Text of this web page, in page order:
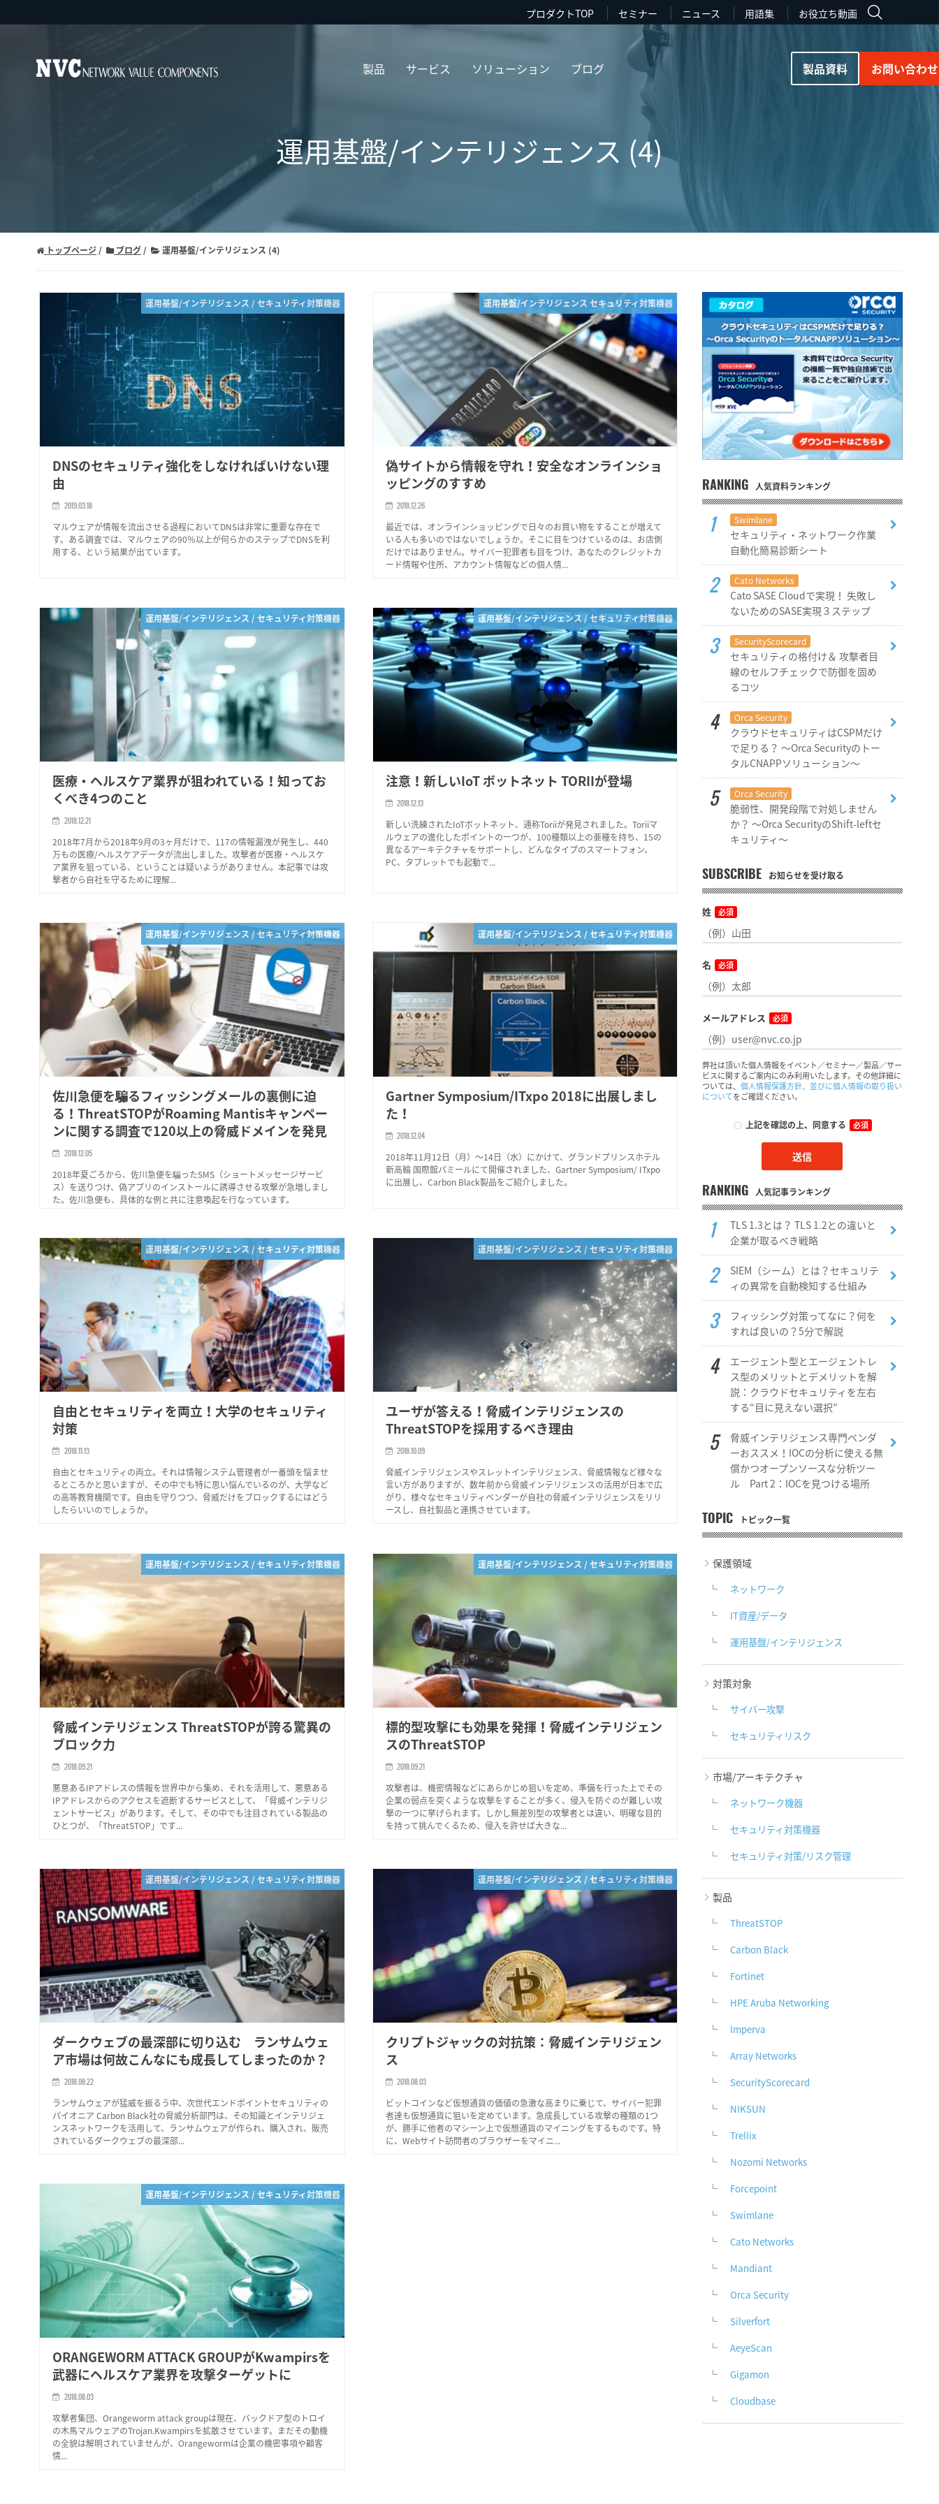
プロダクトTOP セミナー ニュース 用語集 お役立ち動画
製品 サービス ソリューション ブログ 製品資料 お問い合わせ
運用基盤/インテリジェンス (4)
トップページ ブログ 運用基盤/インテリジェンス (4)
運用基盤/インテリジェンス / セキュリティ対策機器
DNSのセキュリティ強化をしなければいけない理
由
2019.03.18
マルウェアが情報を流出させる過程においてDNSは非常に重要な存在で
す。ある調査では、マルウェアの90％以上が何らかのステップでDNSを利
用する、という結果が出ています。
運用基盤/インテリジェンス セキュリティ対策機器
偽サイトから情報を守れ！安全なオンラインショ
ッピングのすすめ
2018.12.26
最近では、オンラインショッピングで日々のお買い物をすることが増えて
いる人も多いのではないでしょうか。そこに目をつけているのは、お店側
だけではありません。サイバー犯罪者も目をつけ、あなたのクレジットカ
ード情報や住所、アカウント情報などの個人情...
運用基盤/インテリジェンス / セキュリティ対策機器
医療・ヘルスケア業界が狙われている！知ってお
くべき4つのこと
2018.12.21
2018年7月から2018年9月の3ヶ月だけで、117の情報漏洩が発生し、440
万もの医療/ヘルスケアデータが流出しました。攻撃者が医療・ヘルスケ
ア業界を狙っている、ということは疑いようがありません。本記事では攻
撃者から自社を守るために理解...
運用基盤/インテリジェンス / セキュリティ対策機器
注意！新しいIoT ボットネット TORIIが登場
2018.12.13
新しい洗練されたIoTボットネット、通称Toriiが発見されました。Toriiマ
ルウェアの進化したポイントの一つが、100種類以上の亜種を持ち、15の
異なるアーキテクチャをサポートし、どんなタイプのスマートフォン、
PC、タブレットでも起動で...
運用基盤/インテリジェンス / セキュリティ対策機器
佐川急便を騙るフィッシングメールの裏側に迫
る！ThreatSTOPがRoaming Mantisキャンペー
ンに関する調査で120以上の脅威ドメインを発見
2018.12.05
2018年夏ごろから、佐川急便を騙ったSMS（ショートメッセージサービ
ス）を送りつけ、偽アプリのインストールに誘導させる攻撃が急増しまし
た。佐川急便も、具体的な例と共に注意喚起を行なっています。
運用基盤/インテリジェンス / セキュリティ対策機器
Gartner Symposium/ITxpo 2018に出展しまし
た！
2018.12.04
2018年11月12日（月）～14日（水）にかけて、グランドプリンスホテル
新高輪 国際館パミールにて開催されました、Gartner Symposium/ ITxpo
に出展し、Carbon Black製品をご紹介しました。
運用基盤/インテリジェンス / セキュリティ対策機器
自由とセキュリティを両立！大学のセキュリティ
対策
2018.11.13
自由とセキュリティの両立。それは情報システム管理者が一番頭を悩ませ
るところかと思いますが、その中でも特に思い悩んでいるのが、大学など
の高等教育機関です。自由を守りつつ、脅威だけをブロックするにはどう
したらいいのでしょうか。
運用基盤/インテリジェンス / セキュリティ対策機器
ユーザが答える！脅威インテリジェンスの
ThreatSTOPを採用するべき理由
2018.10.09
脅威インテリジェンスやスレットインテリジェンス、脅威情報など様々な
言い方がありますが、数年前から脅威インテリジェンスの活用が日本で広
がり、様々なセキュリティベンダーが自社の脅威インテリジェンスをリリ
ースし、自社製品と連携させています。
運用基盤/インテリジェンス / セキュリティ対策機器
脅威インテリジェンス ThreatSTOPが誇る驚異の
ブロック力
2018.09.21
悪意あるIPアドレスの情報を世界中から集め、それを活用して、悪意ある
IPアドレスからのアクセスを遮断するサービスとして、「脅威インテリジ
ェントサービス」があります。そして、その中でも注目されている製品の
ひとつが、「ThreatSTOP」です...
運用基盤/インテリジェンス / セキュリティ対策機器
標的型攻撃にも効果を発揮！脅威インテリジェン
スのThreatSTOP
2018.09.21
攻撃者は、機密情報などにあらかじめ狙いを定め、準備を行った上でその
企業の弱点を突くような攻撃をすることが多く、侵入を防ぐのが難しい攻
撃の一つに挙げられます。しかし無差別型の攻撃者とは違い、明確な目的
を持って挑んでくるため、侵入を許せば大きな...
運用基盤/インテリジェンス / セキュリティ対策機器
ダークウェブの最深部に切り込む ランサムウェ
ア市場は何故こんなにも成長してしまったのか？
2018.08.22
ランサムウェアが猛威を振るう中、次世代エンドポイントセキュリティの
パイオニア Carbon Black社の脅威分析部門は、その知識とインテリジェ
ンスネットワークを活用して、ランサムウェアが作られ、購入され、販売
されているダークウェブの最深部...
運用基盤/インテリジェンス / セキュリティ対策機器
クリプトジャックの対抗策：脅威インテリジェン
ス
2018.08.03
ビットコインなど仮想通貨の価値の急激な高まりに乗じて、サイバー犯罪
者達も仮想通貨に狙いを定めています。急成長している攻撃の種類の1つ
が、勝手に他者のマシーン上で仮想通貨のマイニングをするものです。特
に、Webサイト訪問者のブラウザーをマイニ...
運用基盤/インテリジェンス / セキュリティ対策機器
ORANGEWORM ATTACK GROUPがKwampirsを
武器にヘルスケア業界を攻撃ターゲットに
2018.08.03
攻撃者集団、Orangeworm attack groupは現在、バックドア型のトロイ
の木馬マルウェアのTrojan.Kwampirsを拡散させています。まだその動機
の全貌は解明されていませんが、Orangewormは企業の機密事項や顧客
情...
RANKING 人気資料ランキング
Swimlane
セキュリティ・ネットワーク作業
自動化簡易診断シート
Cato Networks
Cato SASE Cloudで実現！ 失敗し
ないためのSASE実現３ステップ
SecurityScorecard
セキュリティの格付け＆ 攻撃者目
線のセルフチェックで防御を固め
るコツ
Orca Security
クラウドセキュリティはCSPMだけ
で足りる？ ～Orca Securityのトー
タルCNAPPソリューション～
Orca Security
脆弱性、開発段階で対処しません
か？ ～Orca SecurityのShift-leftセ
キュリティ～
SUBSCRIBE お知らせを受け取る
姓 必須
名 必須
メールアドレス 必須
弊社は頂いた個人情報をイベント／セミナー／製品／サー
ビスに関するご案内にのみ利用いたします。その他詳細に
ついては、 個人情報保護方針、並びに個人情報の取り扱い
についてをご確認ください。
上記を確認の上、同意する 必須
RANKING 人気記事ランキング
TLS 1.3とは？ TLS 1.2との違いと
企業が取るべき戦略
SIEM（シーム）とは？セキュリテ
ィの異常を自動検知する仕組み
フィッシング対策ってなに？何を
すれば良いの？5分で解説
エージェント型とエージェントレ
ス型のメリットとデメリットを解
説：クラウドセキュリティを左右
する“目に見えない選択”
脅威インテリジェンス専門ベンダ
ーおススメ！IOCの分析に使える無
償かつオープンソースな分析ツー
ル Part 2：IOCを見つける場所
TOPIC トピック一覧
保護領域
ネットワーク
IT資産/データ
運用基盤/インテリジェンス
対策対象
サイバー攻撃
セキュリティリスク
市場/アーキテクチャ
ネットワーク機器
セキュリティ対策機器
セキュリティ対策/リスク管理
製品
ThreatSTOP
Carbon Black
Fortinet
HPE Aruba Networking
Imperva
Array Networks
SecurityScorecard
NIKSUN
Trellix
Nozomi Networks
Forcepoint
Swimlane
Cato Networks
Mandiant
Orca Security
Silverfort
AeyeScan
Gigamon
Cloudbase